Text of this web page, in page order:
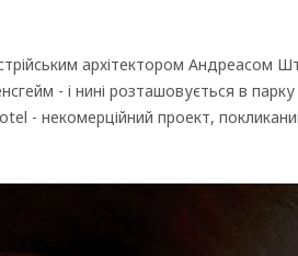
архітектором Андреасом
- і нині розташовується в
- некомерційний проект,